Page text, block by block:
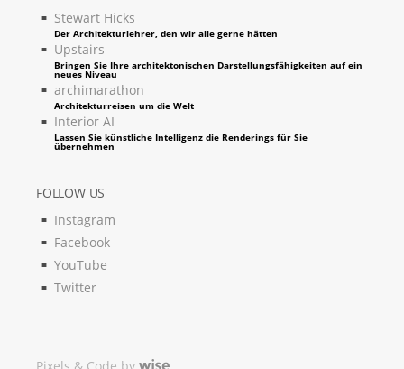
Stewart Hicks
Der Architekturlehrer, den wir alle gerne hätten
Upstairs
Bringen Sie Ihre architektonischen Darstellungsfähigkeiten auf ein
neues Niveau
archimarathon
Architekturreisen um die Welt
Interior AI
Lassen Sie künstliche Intelligenz die Renderings für Sie
übernehmen
FOLLOW US
Instagram
Facebook
YouTube
Twitter
Pixels & Code by